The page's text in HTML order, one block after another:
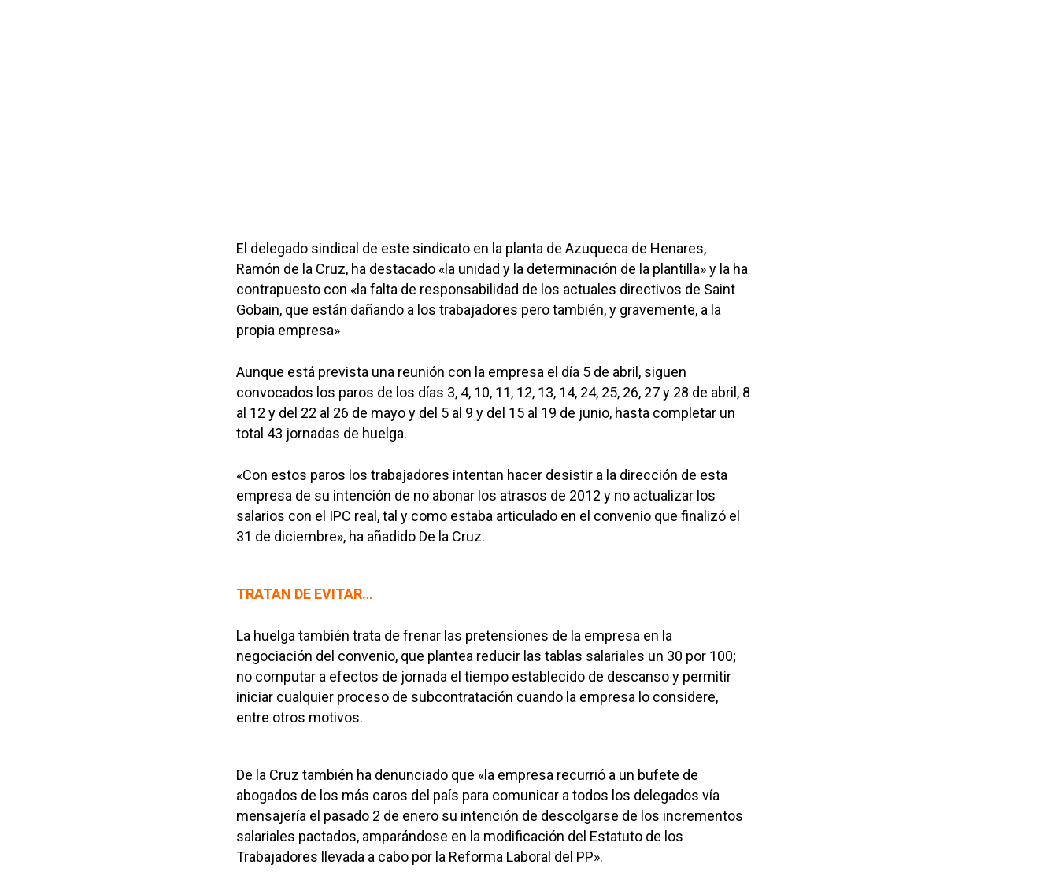
El delegado sindical de este sindicato en la planta de Azuqueca de Henares,
Ramón de la Cruz, ha destacado «la unidad y la determinación de la plantilla» y la ha
contrapuesto con «la falta de responsabilidad de los actuales directivos de Saint
Gobain, que están dañando a los trabajadores pero también, y gravemente, a la
propia empresa»
Aunque está prevista una reunión con la empresa el día 5 de abril, siguen
convocados los paros de los días 3, 4, 10, 11, 12, 13, 14, 24, 25, 26, 27 y 28 de abril, 8
al 12 y del 22 al 26 de mayo y del 5 al 9 y del 15 al 19 de junio, hasta completar un
total 43 jornadas de huelga.
«Con estos paros los trabajadores intentan hacer desistir a la dirección de esta
empresa de su intención de no abonar los atrasos de 2012 y no actualizar los
salarios con el IPC real, tal y como estaba articulado en el convenio que finalizó el
31 de diciembre», ha añadido De la Cruz.
TRATAN DE EVITAR…
La huelga también trata de frenar las pretensiones de la empresa en la
negociación del convenio, que plantea reducir las tablas salariales un 30 por 100;
no computar a efectos de jornada el tiempo establecido de descanso y permitir
iniciar cualquier proceso de subcontratación cuando la empresa lo considere,
entre otros motivos.
De la Cruz también ha denunciado que «la empresa recurrió a un bufete de
abogados de los más caros del país para comunicar a todos los delegados vía
mensajería el pasado 2 de enero su intención de descolgarse de los incrementos
salariales pactados, amparándose en la modificación del Estatuto de los
Trabajadores llevada a cabo por la Reforma Laboral del PP».